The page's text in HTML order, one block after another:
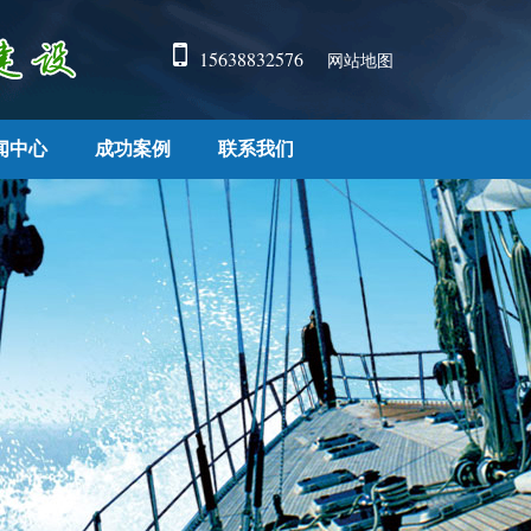
15638832576 网站地图
中心 成功案例 联系我们